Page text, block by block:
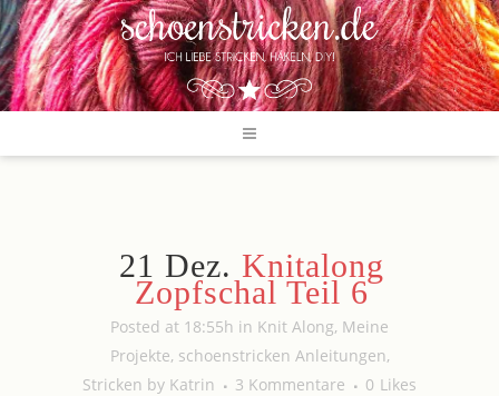
21 Dez. Knitalong
Zopfschal Teil 6
Posted at 18:55h in Knit Along, Meine
Projekte, schoenstricken Anleitungen,
Stricken by Katrin 3 Kommentare 0 Likes